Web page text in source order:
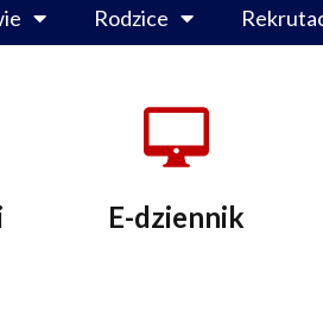
Rodzice
E-dziennik